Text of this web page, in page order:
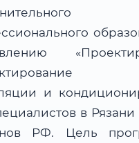
оригиналов:
и
в Рязани
РФ. Цель